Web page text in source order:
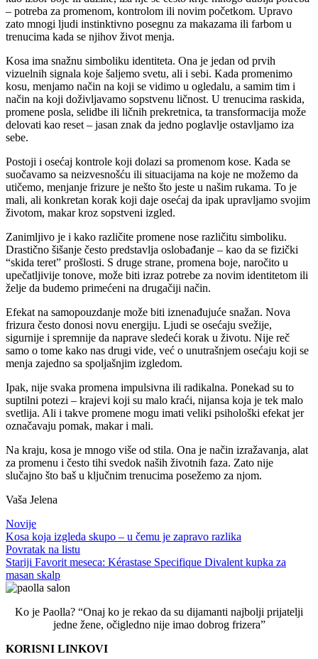
– potreba za promenom, kontrolom ili novim početkom. Upravo
zato mnogi ljudi instinktivno posegnu za makazama ili farbom u
trenucima kada se njihov život menja.
Kosa ima snažnu simboliku identiteta. Ona je jedan od prvih
vizuelnih signala koje šaljemo svetu, ali i sebi. Kada promenimo
kosu, menjamo način na koji se vidimo u ogledalu, a samim tim i
način na koji doživljavamo sopstvenu ličnost. U trenucima raskida,
promene posla, selidbe ili ličnih prekretnica, ta transformacija može
delovati kao reset – jasan znak da jedno poglavlje ostavljamo iza
sebe.
Postoji i osećaj kontrole koji dolazi sa promenom kose. Kada se
suočavamo sa neizvesnošću ili situacijama na koje ne možemo da
utičemo, menjanje frizure je nešto što jeste u našim rukama. To je
mali, ali konkretan korak koji daje osećaj da ipak upravljamo svojim
životom, makar kroz sopstveni izgled.
Zanimljivo je i kako različite promene nose različitu simboliku.
Drastično šišanje često predstavlja oslobađanje – kao da se fizički
“skida teret” prošlosti. S druge strane, promena boje, naročito u
upečatljivije tonove, može biti izraz potrebe za novim identitetom ili
želje da budemo primećeni na drugačiji način.
Efekat na samopouzdanje može biti iznenađujuće snažan. Nova
frizura često donosi novu energiju. Ljudi se osećaju svežije,
sigurnije i spremnije da naprave sledeći korak u životu. Nije reč
samo o tome kako nas drugi vide, već o unutrašnjem osećaju koji se
menja zajedno sa spoljašnjim izgledom.
Ipak, nije svaka promena impulsivna ili radikalna. Ponekad su to
suptilni potezi – krajevi koji su malo kraći, nijansa koja je tek malo
svetlija. Ali i takve promene mogu imati veliki psihološki efekat jer
označavaju pomak, makar i mali.
Na kraju, kosa je mnogo više od stila. Ona je način izražavanja, alat
za promenu i često tihi svedok naših životnih faza. Zato nije
slučajno što baš u ključnim trenucima posežemo za njom.
Vaša Jelena
Novije
Kosa koja izgleda skupo – u čemu je zapravo razlika
Povratak na listu
Stariji Favorit meseca: Kérastase Specifique Divalent kupka za
masan skalp
Ko je Paolla? “Onaj ko je rekao da su dijamanti najbolji prijatelji
jedne žene, očigledno nije imao dobrog frizera”
KORISNI LINKOVI